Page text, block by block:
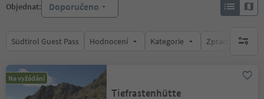
Objednat: Doporučeno
Südtirol Guest Pass Hodnocení Kategorie Zpracovávábrak
Na vyžádání
Tiefrastenhütte